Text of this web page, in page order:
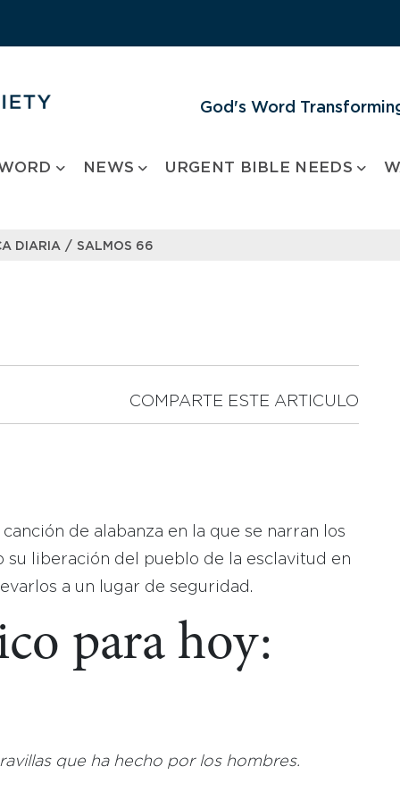
God's Word
NEWS URGENT BIBLE NEEDS
DIARIA / SALMOS 66
COMPARTE ESTE ARTICULO
de alabanza en la que se narran los
su liberación del pueblo de la esclavitud en
a un lugar de seguridad.
para hoy:
que ha hecho por los hombres.